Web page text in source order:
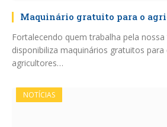
Maquinário gratuito para o
Fortalecendo quem trabalha pela
disponibiliza maquinários gratuitos para
agricultores…
NOTÍCIAS